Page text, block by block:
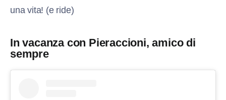
una vita! (e ride)
In vacanza con Pieraccioni, amico di
sempre